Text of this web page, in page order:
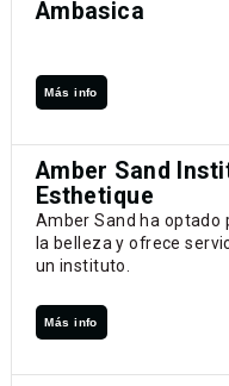
Ambasica
Más info
Amber Sand
Esthetique
Amber Sand ha optado
la belleza y ofrece
un instituto.
Más info